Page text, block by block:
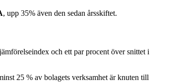
, upp 35% även den sedan årsskiftet.
och ett par procent över snittet i
25 % av bolagets verksamhet är knuten till